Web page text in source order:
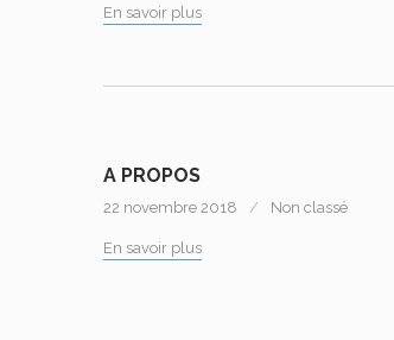
En savoir plus
A PROPOS
22 novembre 2018 Non classé
En savoir plus